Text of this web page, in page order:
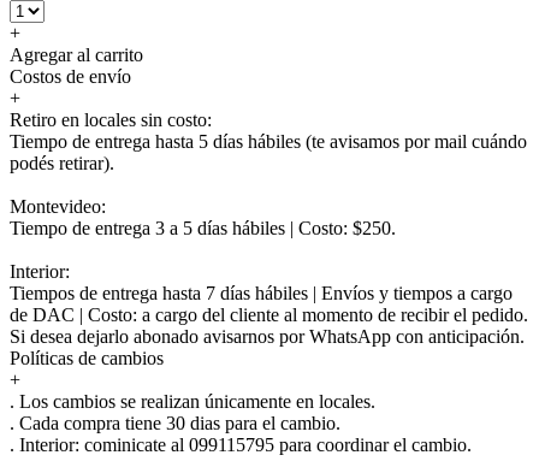
+
Agregar al carrito
Costos de envío
+
Retiro en locales sin costo:
Tiempo de entrega hasta 5 días hábiles (te avisamos por mail cuándo
podés retirar).
Montevideo:
Tiempo de entrega 3 a 5 días hábiles | Costo: $250.
Interior:
Tiempos de entrega hasta 7 días hábiles | Envíos y tiempos a cargo
de DAC | Costo: a cargo del cliente al momento de recibir el pedido.
Si desea dejarlo abonado avisarnos por WhatsApp con anticipación.
Políticas de cambios
+
. Los cambios se realizan únicamente en locales.
. Cada compra tiene 30 dias para el cambio.
. Interior: cominicate al 099115795 para coordinar el cambio.